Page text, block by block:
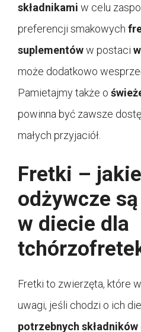
składnikami w celu
preferencji smakowych
suplementóww postaci
może dodatkowo
Pamietajmy także o
powinna być zawsze
małych przyjaciół.
Fretki –
odżywcze
w diecie dla
Fretki to zwierzęta, które
uwagi, jeśli chodzi o ich
potrzebnych